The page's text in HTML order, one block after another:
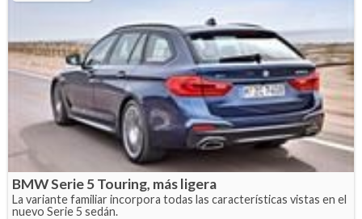
BMW Serie 5 Touring, más ligera
La variante familiar incorpora todas las características vistas en el
nuevo Serie 5 sedán.